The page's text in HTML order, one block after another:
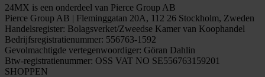
24MX is een onderdeel van Pierce Group AB
Pierce Group AB | Fleminggatan 20A, 112 26 Stockholm, Zweden
Handelsregister: Bolagsverket/Zweedse Kamer van Koophandel
Bedrijfsregistratienummer: 556763-1592
Gevolmachtigde vertegenwoordiger: Göran Dahlin
Btw-registratienummer: OSS VAT NO SE556763159201
SHOPPEN